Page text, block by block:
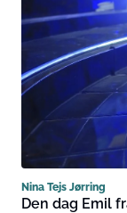
Nina Tejs Jørring
Den dag Emil